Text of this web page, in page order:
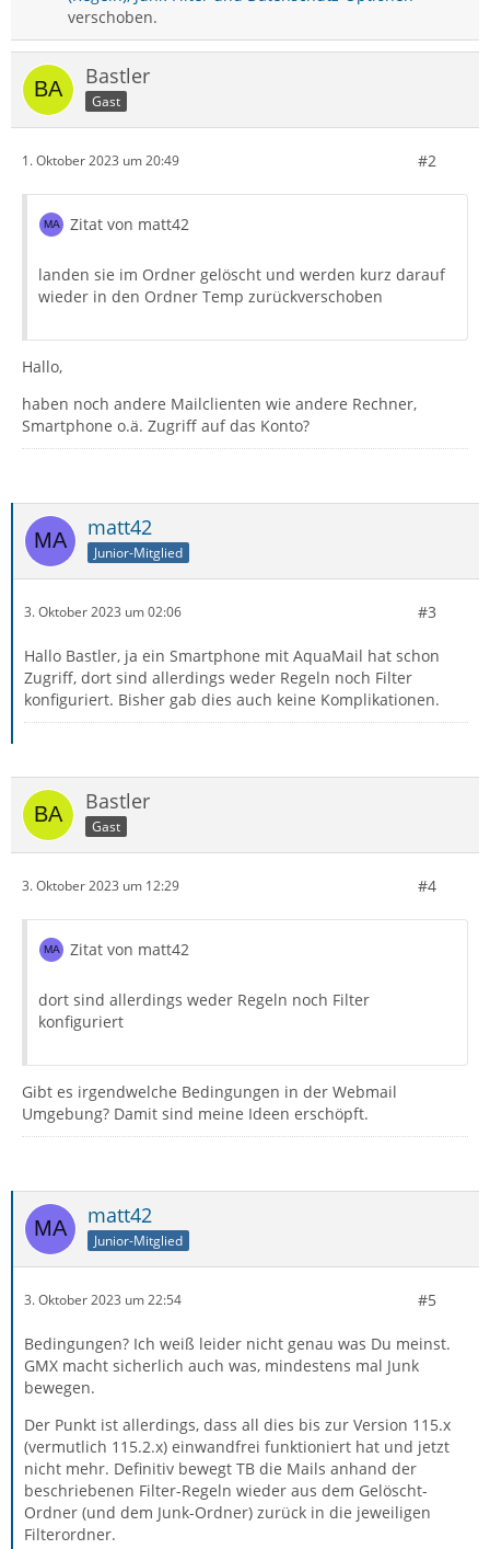
verschoben.
Bastler
Gast
1. Oktober 2023 um 20:49 #2
Zitat von matt42
landen sie im Ordner gelöscht und werden kurz darauf
wieder in den Ordner Temp zurückverschoben
Hallo,
haben noch andere Mailclienten wie andere Rechner,
Smartphone o.ä. Zugriff auf das Konto?
matt42
Junior-Mitglied
3. Oktober 2023 um 02:06 #3
Hallo Bastler, ja ein Smartphone mit AquaMail hat schon
Zugriff, dort sind allerdings weder Regeln noch Filter
konfiguriert. Bisher gab dies auch keine Komplikationen.
Bastler
Gast
3. Oktober 2023 um 12:29 #4
Zitat von matt42
dort sind allerdings weder Regeln noch Filter
konfiguriert
Gibt es irgendwelche Bedingungen in der Webmail
Umgebung? Damit sind meine Ideen erschöpft.
matt42
Junior-Mitglied
3. Oktober 2023 um 22:54 #5
Bedingungen? Ich weiß leider nicht genau was Du meinst.
GMX macht sicherlich auch was, mindestens mal Junk
bewegen.
Der Punkt ist allerdings, dass all dies bis zur Version 115.x
(vermutlich 115.2.x) einwandfrei funktioniert hat und jetzt
nicht mehr. Definitiv bewegt TB die Mails anhand der
beschriebenen Filter-Regeln wieder aus dem Gelöscht-
Ordner (und dem Junk-Ordner) zurück in die jeweiligen
Filterordner.